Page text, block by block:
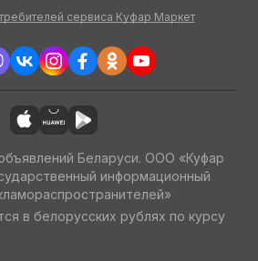
сервиса Куфар Маркет
Беларуси. ООО «Куфар
информационный
в белорусских рублях по курсу